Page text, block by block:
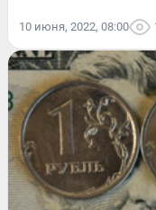
10 июня, 2022, 08:00